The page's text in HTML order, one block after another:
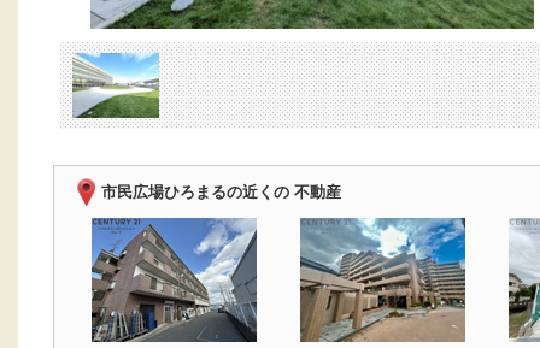
市民広場ひろまるの近くの 不動産